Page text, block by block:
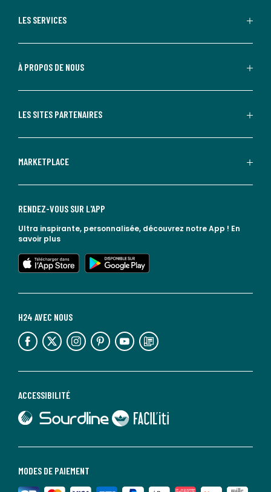
LES SERVICES
À PROPOS DE NOUS
LES SITES PARTENAIRES
MARKETPLACE
MODES DE PAIEMENT
ACCESSIBILITÉ
lien vers Sourdline
lien vers Faciliti
H24 AVEC NOUS
lien vers l'espace réseaux sociaux lien vers l'espace réseaux sociaux lien vers l'espace réseaux sociaux lien vers l'espace réseaux sociaux lien vers l'espace réseaux sociaux lien vers le blog la redoute
RENDEZ-VOUS SUR L'APP
Ultra inspirante, personnalisée, découvrez notre App ! En
savoir plus
lien vers l'app store
lien vers google play